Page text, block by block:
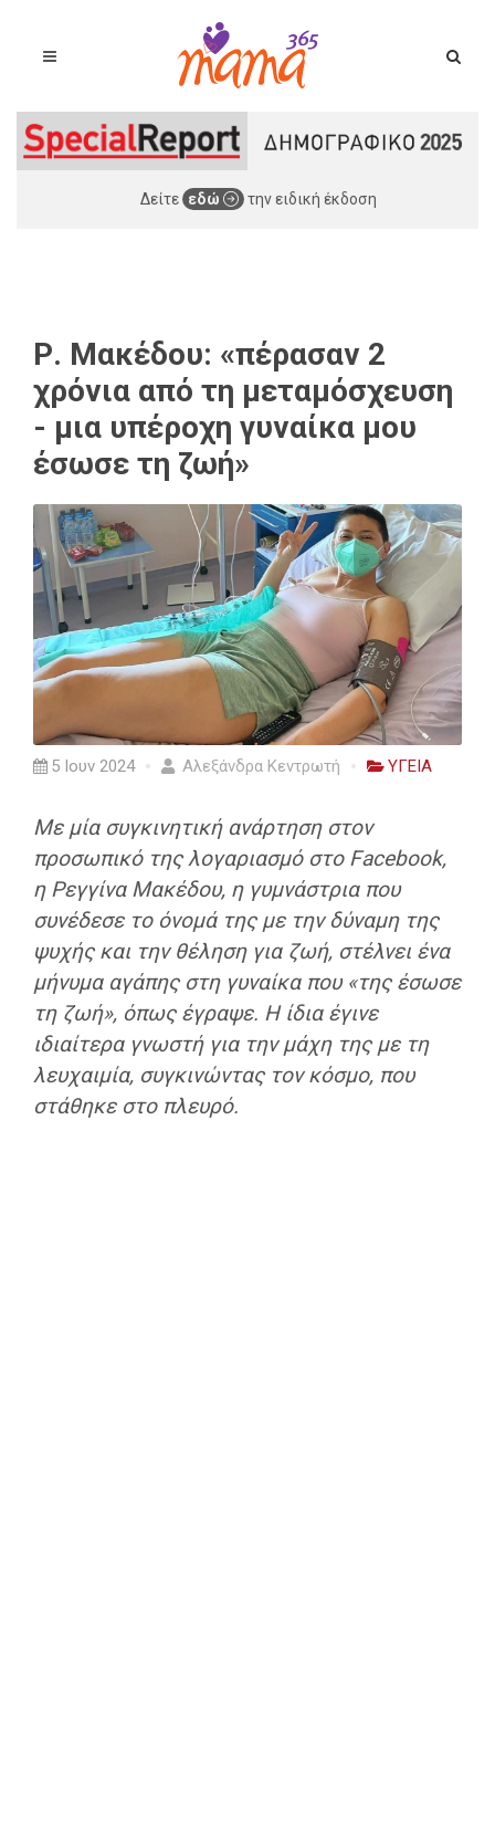
Δείτε εδώ την ειδική έκδοση
Ρ. Μακέδου: «πέρασαν 2
χρόνια από τη μεταμόσχευση
- μια υπέροχη γυναίκα μου
έσωσε τη ζωή»
5 Ιουν 2024 Αλεξάνδρα Κεντρωτή ΥΓΕΙΑ
Με μία συγκινητική ανάρτηση στον
προσωπικό της λογαριασμό στο Facebook,
η Ρεγγίνα Μακέδου, η γυμνάστρια που
συνέδεσε το όνομά της με την δύναμη της
ψυχής και την θέληση για ζωή, στέλνει ένα
μήνυμα αγάπης στη γυναίκα που «της έσωσε
τη ζωή», όπως έγραψε. Η ίδια έγινε
ιδιαίτερα γνωστή για την μάχη της με τη
λευχαιμία, συγκινώντας τον κόσμο, που
στάθηκε στο πλευρό.